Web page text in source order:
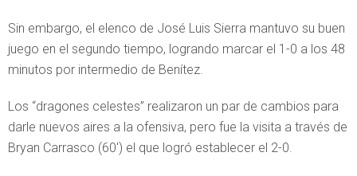
Sin embargo, el elenco de José Luis Sierra mantuvo su buen
juego en el segundo tiempo, logrando marcar el 1-0 a los 48
minutos por intermedio de Benítez.
Los “dragones celestes” realizaron un par de cambios para
darle nuevos aires a la ofensiva, pero fue la visita a través de
Bryan Carrasco (60′) el que logró establecer el 2-0.